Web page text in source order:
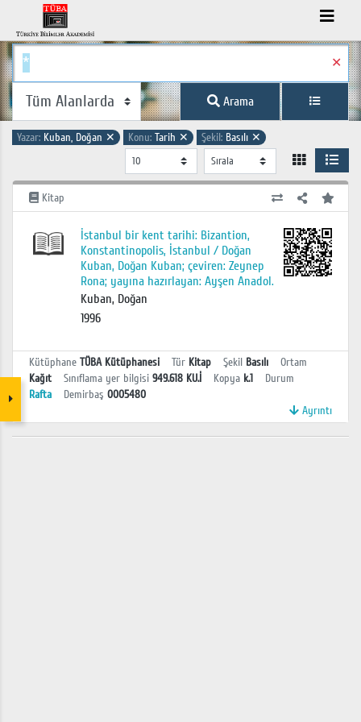
✕
Arama
Yazar: Kuban, Doğan ✕ Konu: Tarih ✕ Şekil: Basılı ✕
Kitap
İstanbul bir kent tarihi: Bizantion,
Konstantinopolis, İstanbul / Doğan
Kuban, Doğan Kuban; çeviren: Zeynep
Rona; yayına hazırlayan: Ayşen Anadol.
Kuban, Doğan
1996
Kütüphane TÜBA Kütüphanesi Tür Kitap Şekil Basılı
Ortam
Kağıt
Sınıflama yer bilgisi 949.618 KU.İ Kopya k.1
Durum
Rafta
Demirbaş 0005480
Ayrıntı